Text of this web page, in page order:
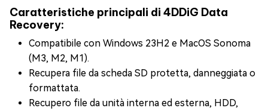
Caratteristiche principali di 4DDiG Data
Recovery:
Compatibile con Windows 23H2 e MacOS Sonoma
(M3, M2, M1).
Recupera file da scheda SD protetta, danneggiata o
formattata.
Recupero file da unità interna ed esterna, HDD,